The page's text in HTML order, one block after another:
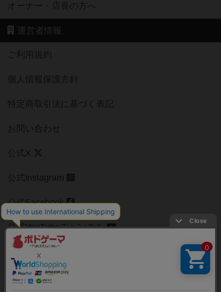
オーナー・店長の方へ
運営者情報
ご利用規約
個人情報保護方針
特定商取引法に基づく表記
お問い合わせ
公式X
公式instagram
公式Facebook
公式YouTubeチャンネル